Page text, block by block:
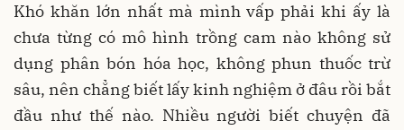
Khó khăn lớn nhất mà mình vấp phải khi ấy là
chưa từng có mô hình trồng cam nào không sử
dụng phân bón hóa học, không phun thuốc trừ
sâu, nên chẳng biết lấy kinh nghiệm ở đâu rồi bắt
đầu như thế nào. Nhiều người biết chuyện đã